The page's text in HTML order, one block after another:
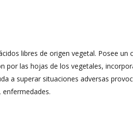
libres de origen vegetal. Posee
por las hojas de los vegetales,
a superar situaciones adversas